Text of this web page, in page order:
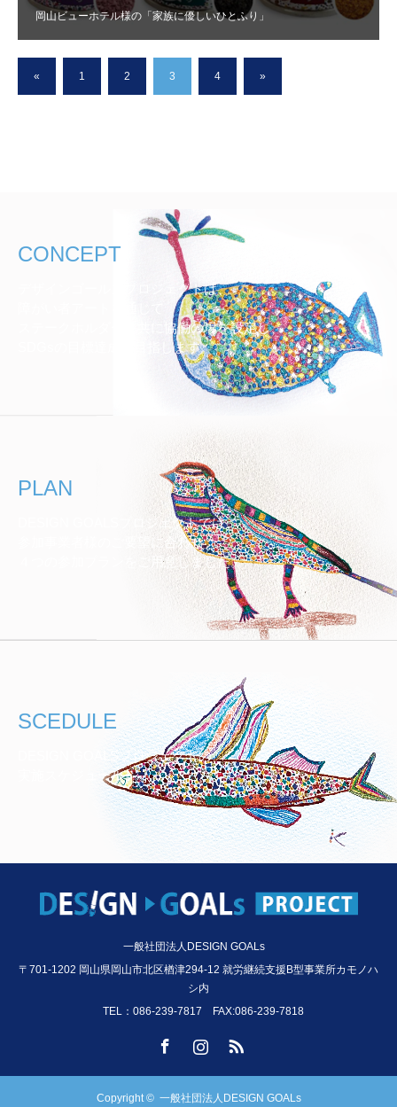
岡山ビューホテル様の「家族に優しいひとふり」
« 1 2 3 4 »
CONCEPT
デザインゴールズプロジェクトは、
ステークホルダーと共に協働の場を設定し、
SDGsの目標達成を目指します。
PLAN
DESIGN GOALSプロジェクトでは、
参加事業者様のご要望に合わせ
４つの参加プランをご用意しました。
SCEDULE
DESIGN GOALSプロジェクトの
実施スケジュール
一般社団法人DESIGN GOALs
〒701-1202 岡山県岡山市北区楢津294-12 就労継続支援B型事業所カモノハ
シ内
TEL：086-239-7817 FAX:086-239-7818
Copyright © 一般社団法人DESIGN GOALs